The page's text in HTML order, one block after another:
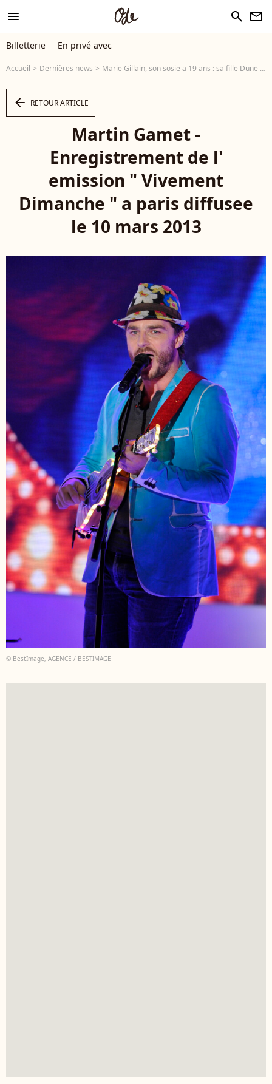
menu search newsletter
Billetterie En privé avec
Accueil Dernières news Marie Gillain, son sosie a 19 ans : sa fille Dune est son portrait craché !
arrow_left RETOUR ARTICLE
Martin Gamet -
Enregistrement de l'
emission " Vivement
Dimanche " a paris diffusee
le 10 mars 2013
© BestImage, AGENCE / BESTIMAGE